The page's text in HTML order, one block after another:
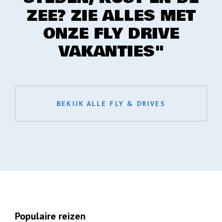
ZEE? ZIE ALLES MET
ONZE FLY DRIVE
VAKANTIES"
BEKIJK ALLE FLY & DRIVES
Populaire reizen